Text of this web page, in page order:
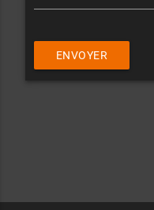
ENVOYER